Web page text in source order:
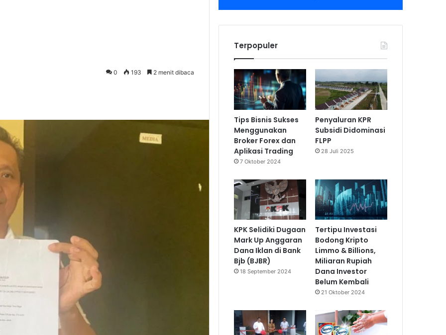
0 193 2 menit dibaca
Terpopuler
Tips Bisnis Sukses
Menggunakan
Broker Forex dan
Aplikasi Trading
7 Oktober 2024
Penyaluran KPR
Subsidi Didominasi
FLPP
28 Juli 2025
KPK Selidiki Dugaan
Mark Up Anggaran
Dana Iklan di Bank
Bjb (BJBR)
18 September 2024
Tertipu Investasi
Bodong Kripto
Limmo & Billions,
Miliaran Rupiah
Dana Investor
Belum Kembali
21 Oktober 2024